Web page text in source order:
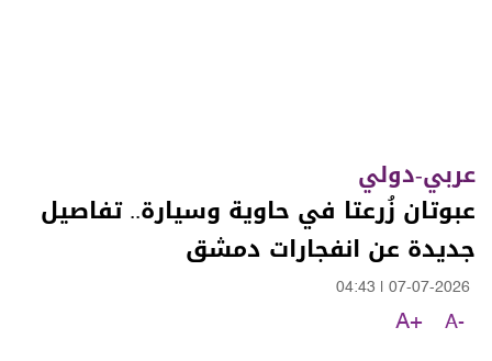
عربي-دولي
عبوتان زُرعتا في حاوية وسيارة.. تفاصيل
جديدة عن انفجارات دمشق
07-07-2026
04:43
A-
A+